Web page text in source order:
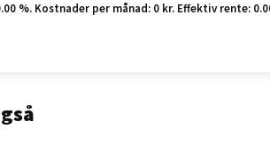
%. Kostnader per månad: 0 kr. Effektiv rente: